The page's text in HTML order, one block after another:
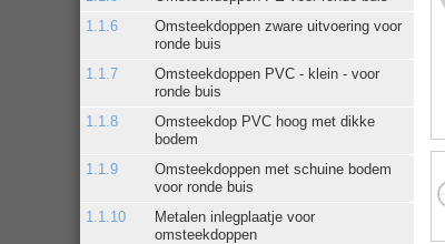
Omsteekdoppen zware uitvoering voor
ronde buis
Omsteekdoppen PVC - klein - voor
ronde buis
Omsteekdop PVC hoog met dikke
bodem
Omsteekdoppen met schuine bodem
voor ronde buis
Metalen inlegplaatje voor
omsteekdoppen